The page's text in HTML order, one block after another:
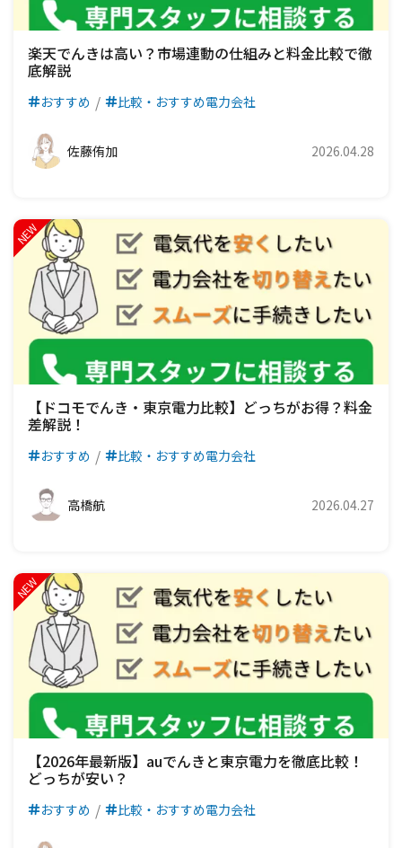
楽天でんきは高い？市場連動の仕組みと料金比較で徹
底解説
おすすめ 比較・おすすめ電力会社
佐藤侑加 2026.04.28
【ドコモでんき・東京電力比較】どっちがお得？料金
差解説！
おすすめ 比較・おすすめ電力会社
高橋航 2026.04.27
【2026年最新版】auでんきと東京電力を徹底比較！
どっちが安い？
おすすめ 比較・おすすめ電力会社